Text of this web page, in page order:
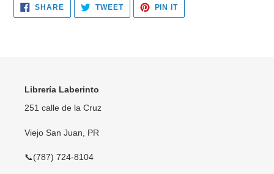
SHARESHARE
ON
FACEBOOK
TWEETTWEET
TWITTER
PIN ITPIN
PINTEREST
Librería Laberinto
251 calle de la Cruz
Viejo San Juan, PR
📞(787) 724-8104